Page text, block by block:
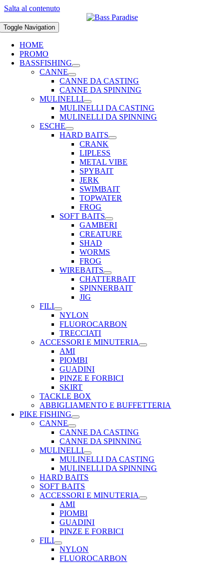
Salta al contenuto
Toggle Navigation
HOME
PROMO
BASSFISHING
CANNE
CANNE DA CASTING
CANNE DA SPINNING
MULINELLI
MULINELLI DA CASTING
MULINELLI DA SPINNING
ESCHE
HARD BAITS
CRANK
LIPLESS
METAL VIBE
SPYBAIT
JERK
SWIMBAIT
TOPWATER
FROG
SOFT BAITS
GAMBERI
CREATURE
SHAD
WORMS
FROG
WIREBAITS
CHATTERBAIT
SPINNERBAIT
JIG
FILI
NYLON
FLUOROCARBON
TRECCIATI
ACCESSORI E MINUTERIA
AMI
PIOMBI
GUADINI
PINZE E FORBICI
SKIRT
TACKLE BOX
ABBIGLIAMENTO E BUFFETTERIA
PIKE FISHING
CANNE
CANNE DA CASTING
CANNE DA SPINNING
MULINELLI
MULINELLI DA CASTING
MULINELLI DA SPINNING
HARD BAITS
SOFT BAITS
ACCESSORI E MINUTERIA
AMI
PIOMBI
GUADINI
PINZE E FORBICI
FILI
NYLON
FLUOROCARBON